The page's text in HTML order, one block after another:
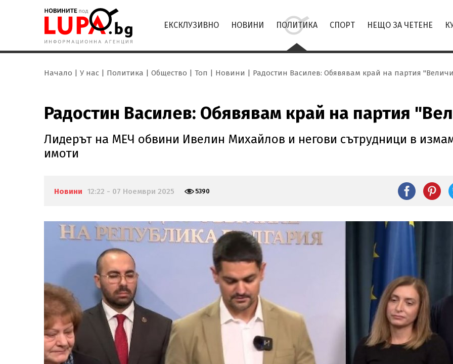
ЕКСКЛУЗИВНО НОВИНИ ПОЛИТИКА СПОРТ НЕЩО ЗА ЧЕТЕНЕ
Начало У нас Политика Общество Топ Новини Радостин Василев: Обявявам край на партия
Радостин Василев: Обявявам край на партия
Лидерът на МЕЧ обвини Ивелин Михайлов и негови сътрудници в
имоти
Новини 12:22 - 07 Ноември 2025 5390